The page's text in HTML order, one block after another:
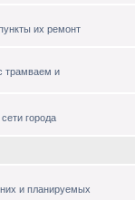
их ремонт
трамваем и
города
и планируемых